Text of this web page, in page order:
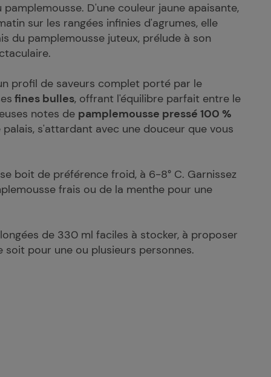
D'une couleur jaune apaisante,
sur les rangées infinies d'agrumes, elle
du pamplemousse juteux, prélude à son
profil de saveurs complet porté par le
fines bulles, offrant l'équilibre parfait entre le
notes de pamplemousse pressé 100 %
s'attardant avec une douceur que vous
boit de préférence froid, à 6-8° C. Garnissez
frais ou de la menthe pour une
de 330 ml faciles à stocker, à proposer
soit pour une ou plusieurs personnes.